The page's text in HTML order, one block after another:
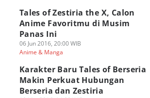
Tales of Zestiria the X, Calon
Anime Favoritmu di Musim
Panas Ini
06 Jun 2016, 20:00 WIB
Anime & Manga
Karakter Baru Tales of Berseria
Makin Perkuat Hubungan
Berseria dan Zestiria